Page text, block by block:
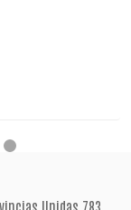
Unidas 783,